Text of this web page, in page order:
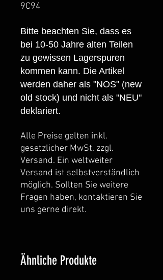
9C94
Bitte beachten Sie, dass es
bei 10-50 Jahre alten Teilen
zu gewissen Lagerspuren
kommen kann. Die Artikel
werden daher als "NOS" (new
old stock) und nicht als "NEU"
deklariert.
Alle Preise gelten inkl.
gesetzlicher MwSt. zzgl.
Versand. Ein weltweiter
Versand ist selbstverständlich
möglich. Sollten Sie weitere
Fragen haben, kontaktieren Sie
uns gerne direkt.
Ähnliche Produkte